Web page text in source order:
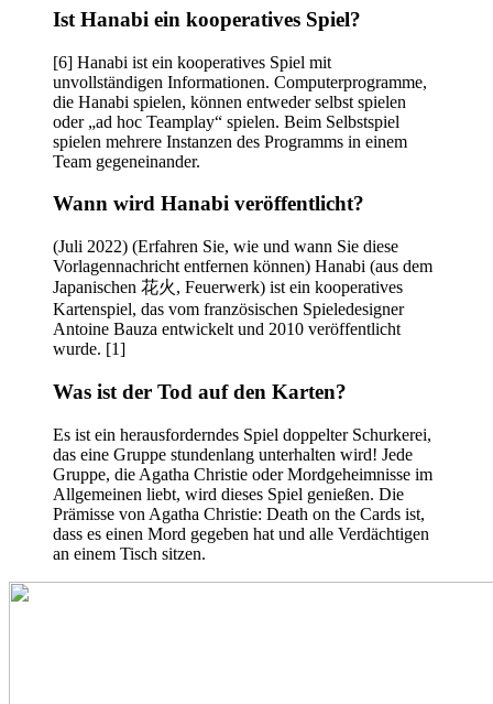
Ist Hanabi ein kooperatives Spiel?
[6] Hanabi ist ein kooperatives Spiel mit
unvollständigen Informationen. Computerprogramme,
die Hanabi spielen, können entweder selbst spielen
oder „ad hoc Teamplay“ spielen. Beim Selbstspiel
spielen mehrere Instanzen des Programms in einem
Team gegeneinander.
Wann wird Hanabi veröffentlicht?
(Juli 2022) (Erfahren Sie, wie und wann Sie diese
Vorlagennachricht entfernen können) Hanabi (aus dem
Japanischen 花火, Feuerwerk) ist ein kooperatives
Kartenspiel, das vom französischen Spieledesigner
Antoine Bauza entwickelt und 2010 veröffentlicht
wurde. [1]
Was ist der Tod auf den Karten?
Es ist ein herausforderndes Spiel doppelter Schurkerei,
das eine Gruppe stundenlang unterhalten wird! Jede
Gruppe, die Agatha Christie oder Mordgeheimnisse im
Allgemeinen liebt, wird dieses Spiel genießen. Die
Prämisse von Agatha Christie: Death on the Cards ist,
dass es einen Mord gegeben hat und alle Verdächtigen
an einem Tisch sitzen.